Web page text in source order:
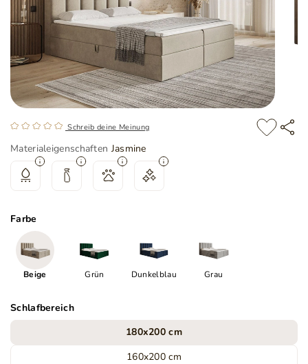
Schreib deine Meinung
Materialeigenschaften Jasmine
Farbe
Beige Grün Dunkelblau Grau
Schlafbereich
180x200 cm
160x200 cm